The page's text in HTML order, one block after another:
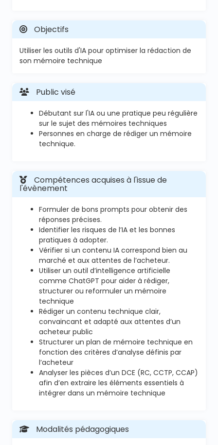
Objectifs
Utiliser les outils d'IA pour optimiser la rédaction de
son mémoire technique
Public visé
Débutant sur l'IA ou une pratique peu régulière
sur le sujet des mémoires techniques
Personnes en charge de rédiger un mémoire
technique.
Compétences acquises à l'issue de
l'évènement
Formuler de bons prompts pour obtenir des
réponses précises.
Identifier les risques de l’IA et les bonnes
pratiques à adopter.
Vérifier si un contenu IA correspond bien au
marché et aux attentes de l’acheteur.
Utiliser un outil d’intelligence artificielle
comme ChatGPT pour aider à rédiger,
structurer ou reformuler un mémoire
technique
Rédiger un contenu technique clair,
convaincant et adapté aux attentes d’un
acheteur public
Structurer un plan de mémoire technique en
fonction des critères d’analyse définis par
l’acheteur
Analyser les pièces d’un DCE (RC, CCTP, CCAP)
afin d’en extraire les éléments essentiels à
intégrer dans un mémoire technique
Modalités pédagogiques